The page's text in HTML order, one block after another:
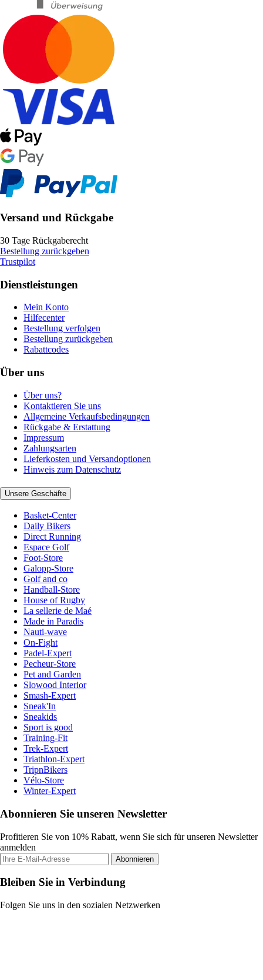
Versand und Rückgabe
30 Tage Rückgaberecht
Bestellung zurückgeben
Trustpilot
Dienstleistungen
Mein Konto
Hilfecenter
Bestellung verfolgen
Bestellung zurückgeben
Rabattcodes
Über uns
Über uns?
Kontaktieren Sie uns
Allgemeine Verkaufsbedingungen
Rückgabe & Erstattung
Impressum
Zahlungsarten
Lieferkosten und Versandoptionen
Hinweis zum Datenschutz
Unsere Geschäfte
Basket-Center
Daily Bikers
Direct Running
Espace Golf
Foot-Store
Galopp-Store
Golf and co
Handball-Store
House of Rugby
La sellerie de Maé
Made in Paradis
Nauti-wave
On-Fight
Padel-Expert
Pecheur-Store
Pet and Garden
Slowood Interior
Smash-Expert
Sneak'In
Sneakids
Sport is good
Training-Fit
Trek-Expert
Triathlon-Expert
TripnBikers
Vélo-Store
Winter-Expert
Abonnieren Sie unseren Newsletter
Profitieren Sie von 10% Rabatt, wenn Sie sich für unseren Newsletter
anmelden
Abonnieren
Bleiben Sie in Verbindung
Folgen Sie uns in den sozialen Netzwerken